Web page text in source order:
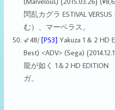
閃乱カグラ ESTIVAL
む）、マーベラス。
⇙48/ [PS3] Yakuza 1 & 2 HD
Best) <ADV> (Sega)
龍が如く 1＆2 HD EDITION
ガ。